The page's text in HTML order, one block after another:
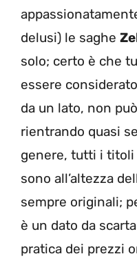
delusi) le saghe
solo; certo è che
essere
da un lato, non
rientrando quasi
genere, tutti i titoli
sono all’altezza
sempre originali;
è un dato da
pratica dei prezzi